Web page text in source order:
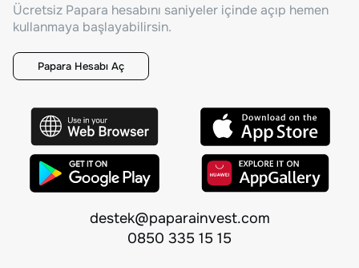
Ücretsiz Papara hesabını saniyeler içinde açıp hemen
kullanmaya başlayabilirsin.
Papara Hesabı Aç
destek@paparainvest.com
0850 335 15 15